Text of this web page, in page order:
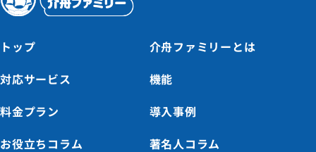
トップ
介舟ファミリーとは
対応サービス
機能
料金プラン
導入事例
お役立ちコラム
著名人コラム